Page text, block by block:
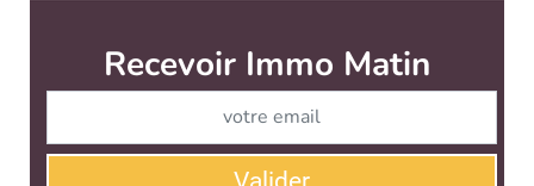
Immo Matin est édité par